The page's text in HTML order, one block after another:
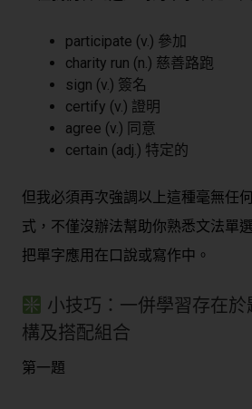
participate (v.) 參加
charity run (n.) 慈善路跑
sign (v.) 簽名
certify (v.) 證明
agree (v.) 同意
certain (adj.) 特定的
但我必須再次強調以上這種毫無任
式，不僅沒辦法幫助你熟悉文法單
把單字應用在口說或寫作中。
小技巧：一併學習存在
構及搭配組合
第一題